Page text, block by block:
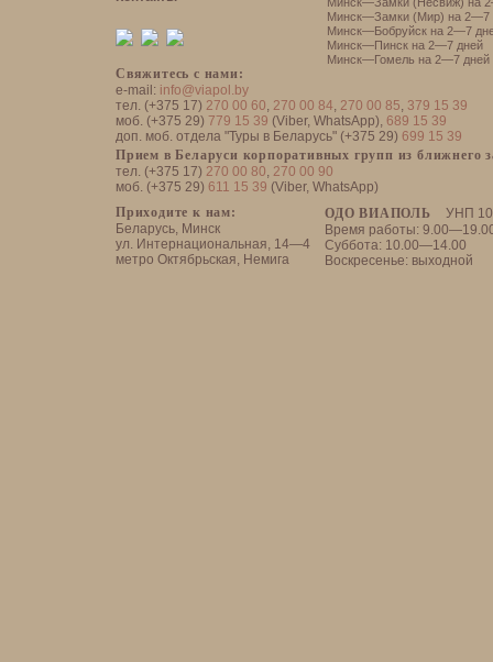
Свяжитесь с нами:
e-mail: info@viapol.by
тел. (+375 17) 270 00 60, 270 00 84, 270 00 85, 379 15 39
моб. (+375 29) 779 15 39 (Viber, WhatsApp), 689 15 39
доп. моб. отдела "Туры в Беларусь" (+375 29) 699 15 39
Прием в Беларуси корпоративных групп из ближнего
тел. (+375 17) 270 00 80, 270 00 90
моб. (+375 29) 611 15 39 (Viber, WhatsApp)
ОДО ВИАПОЛЬ
УНП
Время работы:
Суббота: 10.00—14.00
Воскресенье: выходной
Приходите к нам:
Беларусь, Минск
ул. Интернациональная, 14—4
метро Октябрьская, Немига
Минск—Замки (Мир) на 2—7
Минск—Бобруйск на 2—7
Минск—Пинск на 2—7 дней
Минск—Гомель на 2—7 дней